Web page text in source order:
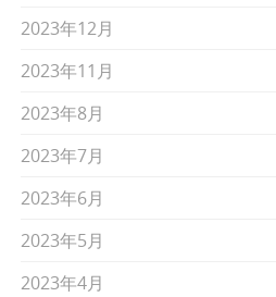
2023年12月
2023年11月
2023年8月
2023年7月
2023年6月
2023年5月
2023年4月